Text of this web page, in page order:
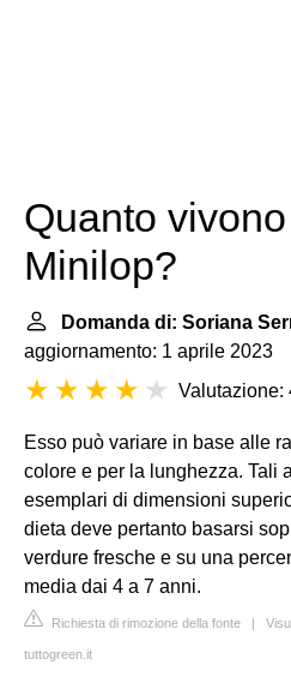
Quanto
Minilop?
Domanda di: Soriana
aggiornamento: 1 aprile 2023
Valutazione:
Esso può variare in base alle
colore e per la lunghezza. Tali
esemplari di dimensioni
dieta deve pertanto basarsi
verdure fresche e su una
media dai 4 a 7 anni.
Richiesta di rimozione della fonte |
tuttogreen.it